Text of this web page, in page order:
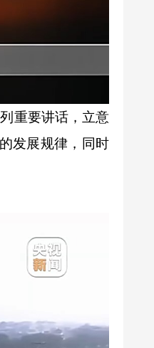
重要讲话，立意
发展规律，同时